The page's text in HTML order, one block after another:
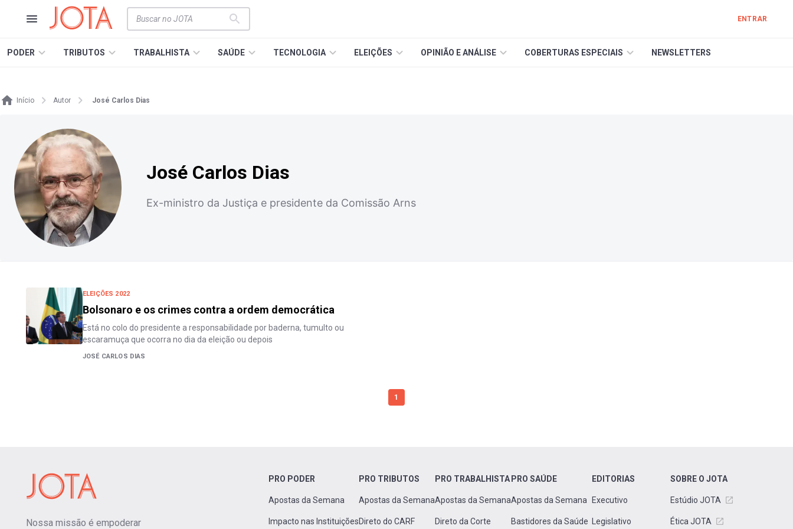
ENTRAR
PODER TRIBUTOS TRABALHISTA SAÚDE TECNOLOGIA ELEIÇÕES OPINIÃO E ANÁLISE COBERTURAS ESPECIAIS NEWSLETTERS
Início Autor José Carlos Dias
José Carlos Dias
Ex-ministro da Justiça e presidente da Comissão Arns
ELEIÇÕES 2022
Bolsonaro e os crimes contra a ordem democrática
Está no colo do presidente a responsabilidade por baderna, tumulto ou
escaramuça que ocorra no dia da eleição ou depois
JOSÉ CARLOS DIAS
1
Nossa missão é empoderar
PRO PODER
Apostas da Semana
Impacto nas Instituições
PRO TRIBUTOS
Apostas da Semana
Direto do CARF
PRO TRABALHISTA
Apostas da Semana
Direto da Corte
PRO SAÚDE
Apostas da Semana
Bastidores da Saúde
EDITORIAS
Executivo
Legislativo
SOBRE O JOTA
Estúdio JOTA
Ética JOTA